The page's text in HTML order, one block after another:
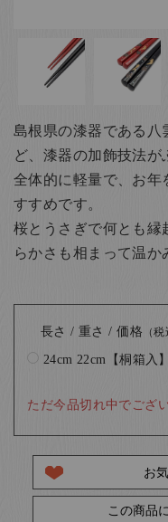
島根県の漆器である八
ど、漆器の加飾技法が
全体的に軽量で、お年
すすめです。
桜とうさぎで何とも縁
らかさも相まって温か
長さ / 重さ / 価格 （税
24cm 22cm【桐箱入
ただ今品切れ中でござ
お
この商品